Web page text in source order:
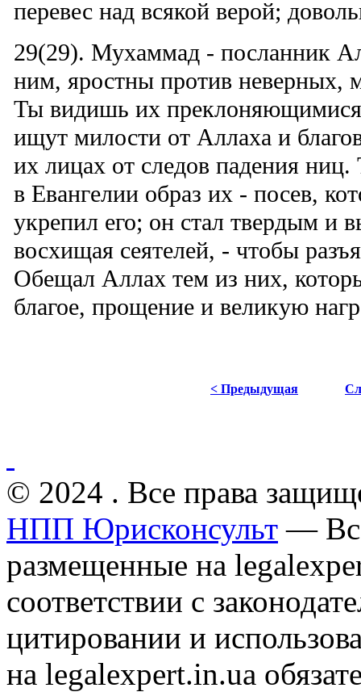
перевес над всякой верой;
29(29). Мухаммад - посланник
ним, яростны против неверных,
Ты видишь их
ищут милости от Аллаха и
их лицах от следов падения ниц.
в Евангелии образ их - посев,
укрепил его; он стал твердым и
восхищая сеятелей, - чтобы
Обещал Аллах тем из них,
благое, прощение и великую
< Предыдущая
© 2024 . Все права
НПП Юрисконсульт —
размещенные на
соответствии с
цитировании и
на legalexpert.in.ua